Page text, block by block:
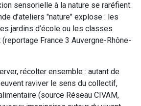
sensorielle à la nature se raréfient.
d’ateliers "nature" explose : les
jardins d’école ou les classes
France 3 Auvergne-Rhône-
récolter ensemble : autant de
raviver le sens du collectif,
(source Réseau CIVAM,